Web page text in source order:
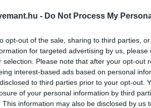
- Do Not Process My
opt-out of the sale, sharing to third parties,
for targeted advertising by us,
selection. Please note that after your opt-out
interest-based ads based on personal
to third parties prior to your opt-out.
of your personal information by third
This information may also be disclosed by us